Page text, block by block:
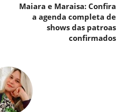
Maiara e Maraisa: Confira
a agenda completa de
shows das patroas
confirmados